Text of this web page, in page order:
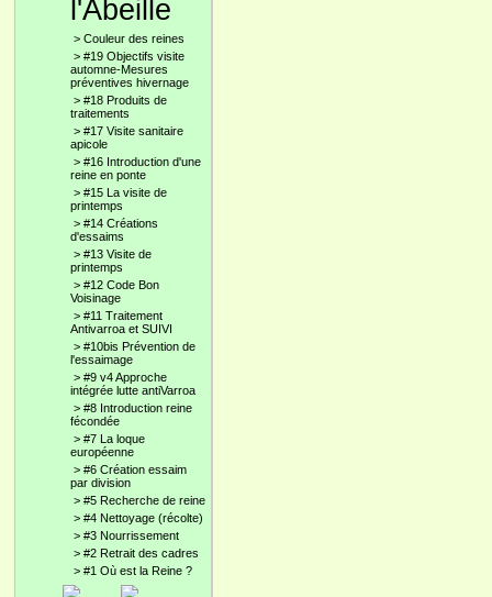
l'Abeille
> Couleur des reines
> #19 Objectifs visite
automne-Mesures
préventives hivernage
> #18 Produits de
traitements
> #17 Visite sanitaire
apicole
> #16 Introduction d'une
reine en ponte
> #15 La visite de
printemps
> #14 Créations
d'essaims
> #13 Visite de
printemps
> #12 Code Bon
Voisinage
> #11 Traitement
Antivarroa et SUIVI
> #10bis Prévention de
l'essaimage
> #9 v4 Approche
intégrée lutte antiVarroa
> #8 Introduction reine
fécondée
> #7 La loque
européenne
> #6 Création essaim
par division
> #5 Recherche de reine
> #4 Nettoyage (récolte)
> #3 Nourrissement
> #2 Retrait des cadres
> #1 Où est la Reine ?